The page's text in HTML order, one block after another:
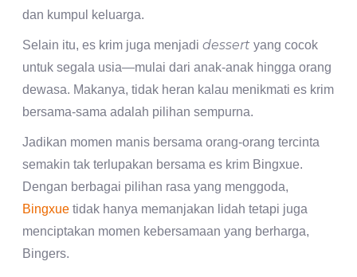
dan kumpul keluarga.
Selain itu, es krim juga menjadi dessert yang cocok
untuk segala usia—mulai dari anak-anak hingga orang
dewasa. Makanya, tidak heran kalau menikmati es krim
bersama-sama adalah pilihan sempurna.
Jadikan momen manis bersama orang-orang tercinta
semakin tak terlupakan bersama es krim Bingxue.
Dengan berbagai pilihan rasa yang menggoda,
Bingxue tidak hanya memanjakan lidah tetapi juga
menciptakan momen kebersamaan yang berharga,
Bingers.